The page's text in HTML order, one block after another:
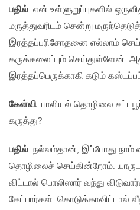
பதில்: என் உள்ளுறுப்புகளில்
மருத்துவரிடம் சென்று
இரத்தப்பரிசோதனை எல்லாம்
கருக்கலைப்பும் செய்துள்ளேன்.
இரத்தப்பெருக்காகி கடும்
கேள்வி: பாலியல் தொழிலை
கருத்து?
பதில்: நல்லம்தான், இப்போது நாம்
தொழிலைச் செய்கின்றோம்.
விட்டால் பொலிஸார் வந்து
கேட்பார்கள். கொடுக்காவிட்டால்